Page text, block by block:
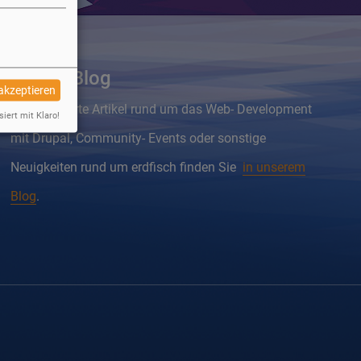
Drupal Blog
Wissenswerte Artikel rund um das Web- Development
mit Drupal, Community- Events oder sonstige
Neuigkeiten rund um erdfisch finden Sie in unserem
Blog.
mit Klaro!